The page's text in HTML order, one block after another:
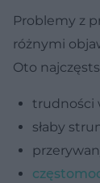
Problemy z
różnymi
Oto
trudności
słaby